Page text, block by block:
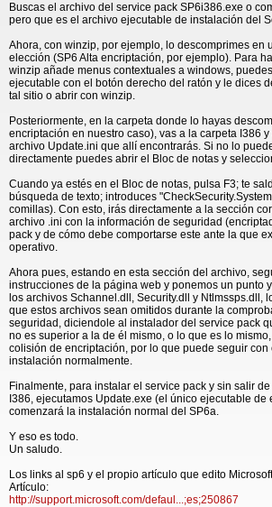
Buscas el archivo del service pack SP6i386.exe o
pero que es el archivo ejecutable de instalación del
Ahora, con winzip, por ejemplo, lo descomprimes en
elección (SP6 Alta encriptación, por ejemplo). Para
winzip añade menus contextuales a windows,
ejecutable con el botón derecho del ratón y le dices
tal sitio o abrir con winzip.
Posteriormente, en la carpeta donde lo hayas
encriptación en nuestro caso), vas a la carpeta I386 y
archivo Update.ini que allí encontrarás. Si no lo
directamente puedes abrir el Bloc de notas y
Cuando ya estés en el Bloc de notas, pulsa F3; te
búsqueda de texto; introduces
comillas). Con esto, irás directamente a la sección
archivo .ini con la información de seguridad
pack y de cómo debe comportarse este ante la que
operativo.
Ahora pues, estando en esta sección del archivo,
instrucciones de la página web y ponemos un punto
los archivos Schannel.dll, Security.dll y Ntlmssps.dll,
que estos archivos sean omitidos durante la
seguridad, diciendole al instalador del service pack
no es superior a la de él mismo, o lo que es lo
colisión de encriptación, por lo que puede seguir con
instalación normalmente.
Finalmente, para instalar el service pack y sin salir
I386, ejecutamos Update.exe (el único ejecutable de
comenzará la instalación normal del SP6a.
Y eso es todo.
Un saludo.
Los links al sp6 y el propio artículo que edito
Artículo:
http://support.microsoft.com/defaul...;es;250867